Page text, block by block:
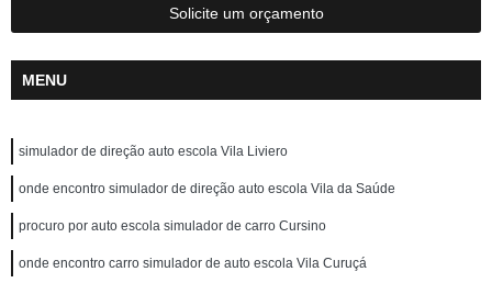
Solicite um orçamento
MENU
simulador de direção auto escola Vila Liviero
onde encontro simulador de direção auto escola Vila da Saúde
procuro por auto escola simulador de carro Cursino
onde encontro carro simulador de auto escola Vila Curuçá